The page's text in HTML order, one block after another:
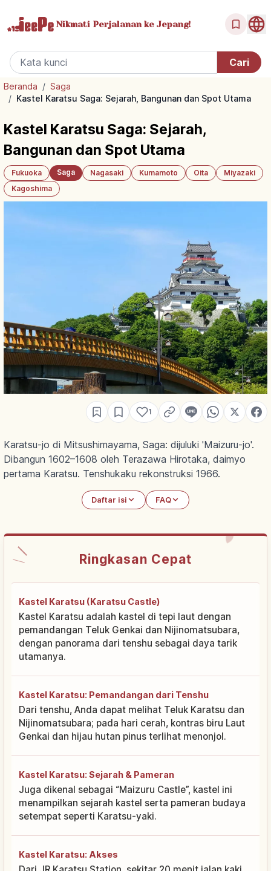
Nikmati Perjalanan ke Jepang!
Beranda / Saga
/ Kastel Karatsu Saga: Sejarah, Bangunan dan Spot Utama
Kastel Karatsu Saga: Sejarah,
Bangunan dan Spot Utama
Fukuoka Saga Nagasaki Kumamoto Oita
Miyazaki
Kagoshima
1
Karatsu-jo di Mitsushimayama, Saga: dijuluki 'Maizuru-jo'.
Dibangun 1602–1608 oleh Terazawa Hirotaka, daimyo
pertama Karatsu. Tenshukaku rekonstruksi 1966.
Daftar isi FAQ
Ringkasan Cepat
Kastel Karatsu (Karatsu Castle)
Kastel Karatsu adalah kastel di tepi laut dengan
pemandangan Teluk Genkai dan Nijinomatsubara,
dengan panorama dari tenshu sebagai daya tarik
utamanya.
Kastel Karatsu: Pemandangan dari Tenshu
Dari tenshu, Anda dapat melihat Teluk Karatsu dan
Nijinomatsubara; pada hari cerah, kontras biru Laut
Genkai dan hijau hutan pinus terlihat menonjol.
Kastel Karatsu: Sejarah & Pameran
Juga dikenal sebagai “Maizuru Castle”, kastel ini
menampilkan sejarah kastel serta pameran budaya
setempat seperti Karatsu-yaki.
Kastel Karatsu: Akses